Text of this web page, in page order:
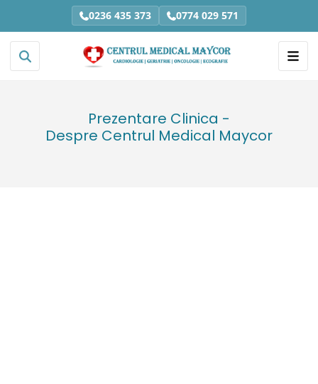
0236 435 373 0774 029 571
Prezentare Clinica -
Despre Centrul Medical Maycor